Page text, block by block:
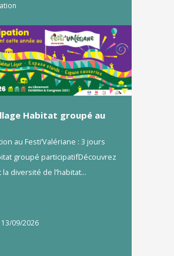
Habitat groupé au
au Festi’Valériane : 3 jours
groupé participatifDécouvrez
diversité de l’habitat...
09/2026